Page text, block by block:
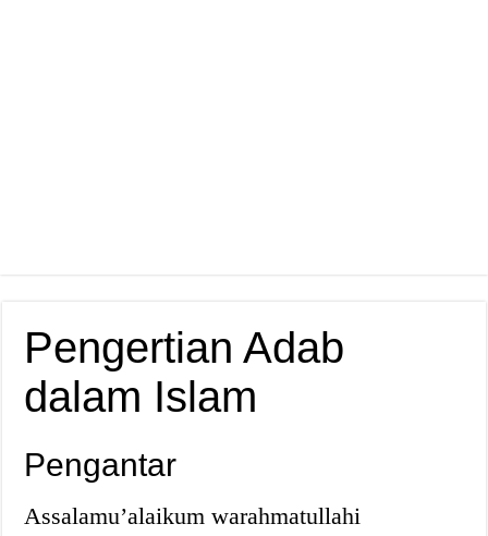
Pengertian Adab
dalam Islam
Pengantar
Assalamu’alaikum warahmatullahi